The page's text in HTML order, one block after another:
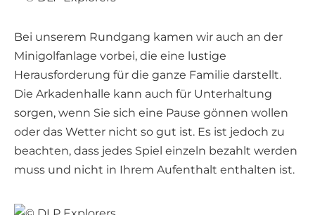
Bei unserem Rundgang kamen wir auch an der
Minigolfanlage vorbei, die eine lustige
Herausforderung für die ganze Familie darstellt.
Die Arkadenhalle kann auch für Unterhaltung
sorgen, wenn Sie sich eine Pause gönnen wollen
oder das Wetter nicht so gut ist. Es ist jedoch zu
beachten, dass jedes Spiel einzeln bezahlt werden
muss und nicht in Ihrem Aufenthalt enthalten ist.